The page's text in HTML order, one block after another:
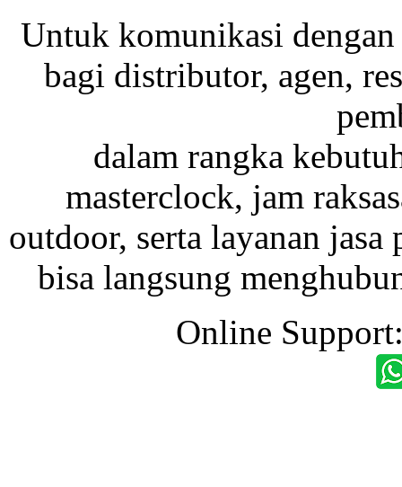
Untuk komunikasi dengan
bagi distributor, agen,
dalam rangka
masterclock, jam
outdoor, serta layanan
bisa langsung
Online